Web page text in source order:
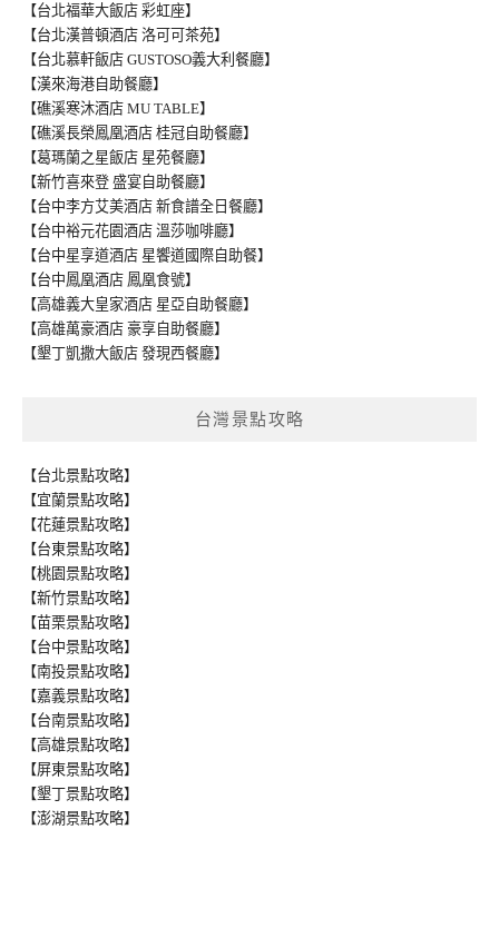
【台北福華大飯店 彩虹座】
【台北漢普頓酒店 洛可可茶苑】
【台北慕軒飯店 GUSTOSO義大利餐廳】
【漢來海港自助餐廳】
【礁溪寒沐酒店 MU TABLE】
【礁溪長榮鳳凰酒店 桂冠自助餐廳】
【葛瑪蘭之星飯店 星苑餐廳】
【新竹喜來登 盛宴自助餐廳】
【台中李方艾美酒店 新食譜全日餐廳】
【台中裕元花園酒店 溫莎咖啡廳】
【台中星享道酒店 星饗道國際自助餐】
【台中鳳凰酒店 鳳凰食號】
【高雄義大皇家酒店 星亞自助餐廳】
【高雄萬豪酒店 豪享自助餐廳】
【墾丁凱撒大飯店 發現西餐廳】
台灣景點攻略
【台北景點攻略】
【宜蘭景點攻略】
【花蓮景點攻略】
【台東景點攻略】
【桃園景點攻略】
【新竹景點攻略】
【苗栗景點攻略】
【台中景點攻略】
【南投景點攻略】
【嘉義景點攻略】
【台南景點攻略】
【高雄景點攻略】
【屏東景點攻略】
【墾丁景點攻略】
【澎湖景點攻略】